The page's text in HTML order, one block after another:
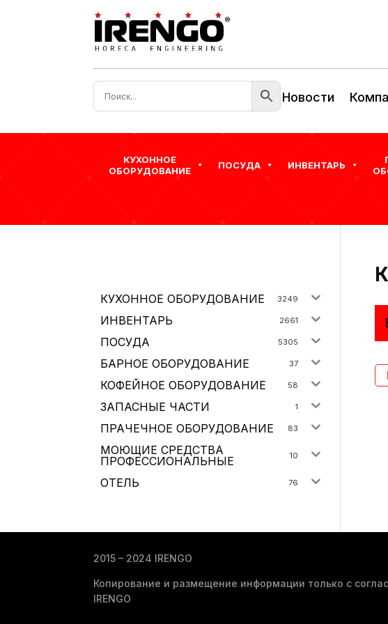
Новости
КУХОННОЕ
ОБОРУДОВАНИЕ
ПОСУДА ИНВЕНТАРЬ
КУХОННОЕ ОБОРУДОВАНИЕ 3249
ИНВЕНТАРЬ 2661
ПОСУДА 5305
БАРНОЕ ОБОРУДОВАНИЕ 37
КОФЕЙНОЕ ОБОРУДОВАНИЕ 58
ЗАПАСНЫЕ ЧАСТИ 1
ПРАЧЕЧНОЕ ОБОРУДОВАНИЕ 83
МОЮЩИЕ СРЕДСТВА
ПРОФЕССИОНАЛЬНЫЕ
10
ОТЕЛЬ 76
2015 – 2024 IRENGO
Копирование и размещение информации только с
IRENGO